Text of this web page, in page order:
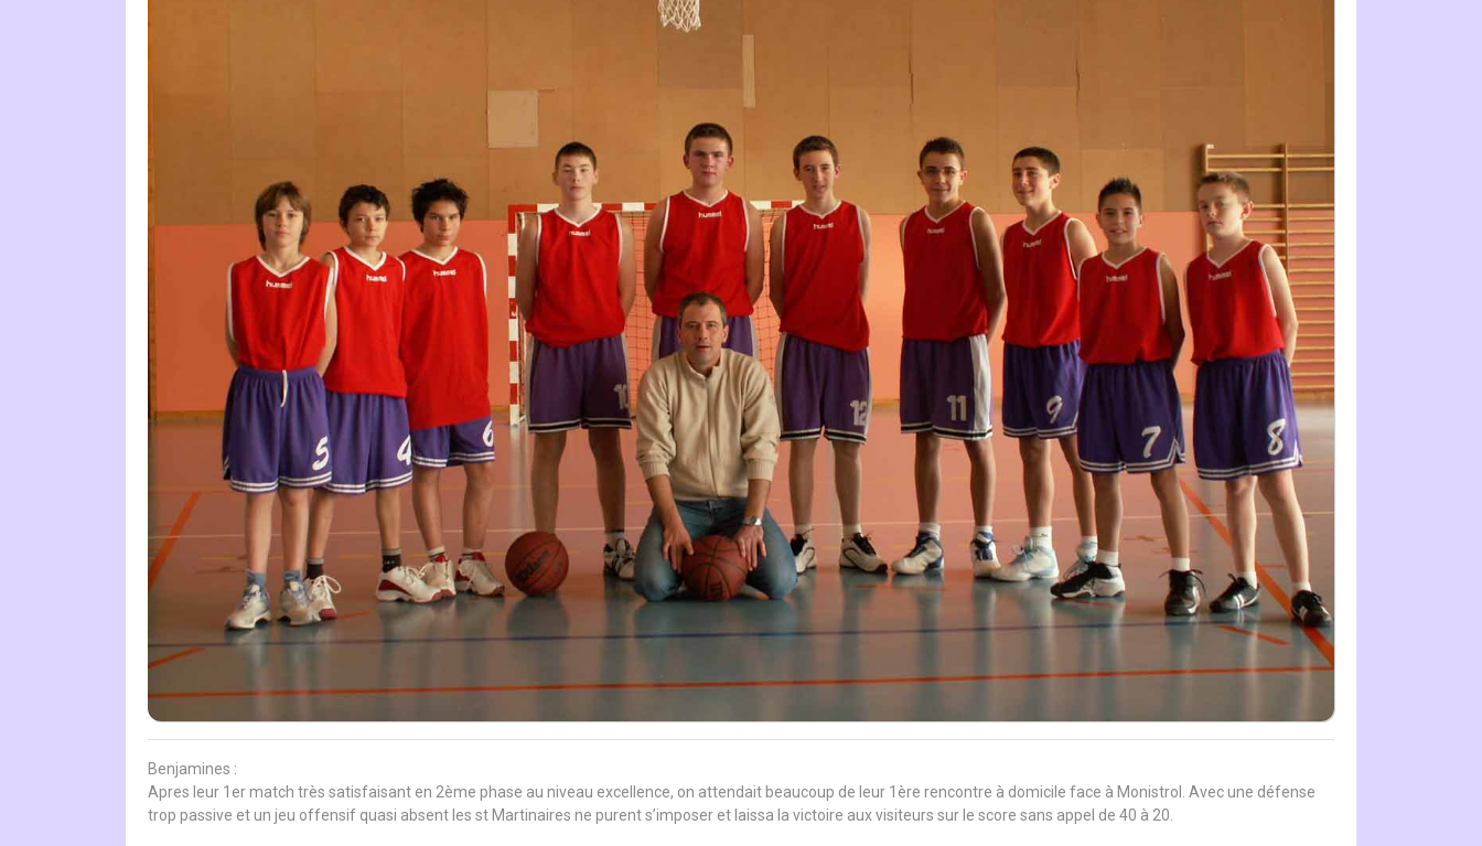
Benjamines :
Apres leur 1er match très satisfaisant en 2ème phase au niveau excellence, on attendait beaucoup de leur 1ère rencontre à domicile face à Monistrol. Avec une défense
trop passive et un jeu offensif quasi absent les st Martinaires ne purent s’imposer et laissa la victoire aux visiteurs sur le score sans appel de 40 à 20.